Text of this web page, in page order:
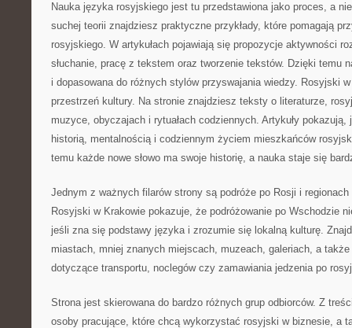
Nauka języka rosyjskiego jest tu przedstawiona jako proces, a
suchej teorii znajdziesz praktyczne przykłady, które pomagają
rosyjskiego. W artykułach pojawiają się propozycje aktywności
słuchanie, pracę z tekstem oraz tworzenie tekstów. Dzięki temu
i dopasowana do różnych stylów przyswajania wiedzy. Rosyjski
przestrzeń kultury. Na stronie znajdziesz teksty o literaturze,
muzyce, obyczajach i rytuałach codziennych. Artykuły
historią, mentalnością i codziennym życiem mieszkańców
temu każde nowe słowo ma swoje historię, a nauka staje się
Jednym z ważnych filarów strony są podróże po Rosji i
Rosyjski w Krakowie pokazuje, że podróżowanie po Wschodzie
jeśli zna się podstawy języka i zrozumie się lokalną kulturę.
miastach, mniej znanych miejscach, muzeach, galeriach, a
dotyczące transportu, noclegów czy zamawiania jedzenia po
Strona jest skierowana do bardzo różnych grup odbiorców. Z
osoby pracujące, które chcą wykorzystać rosyjski w biznesie, a